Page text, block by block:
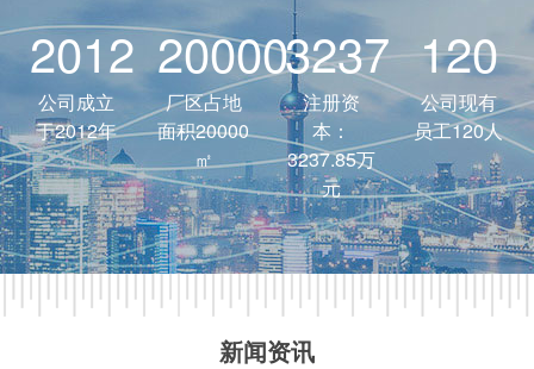
2012
公司成立
于2012年
20000
厂区占地
面积20000
㎡
3237
注册资
本：
3237.85万
元
120
公司现有
员工120人
新闻资讯